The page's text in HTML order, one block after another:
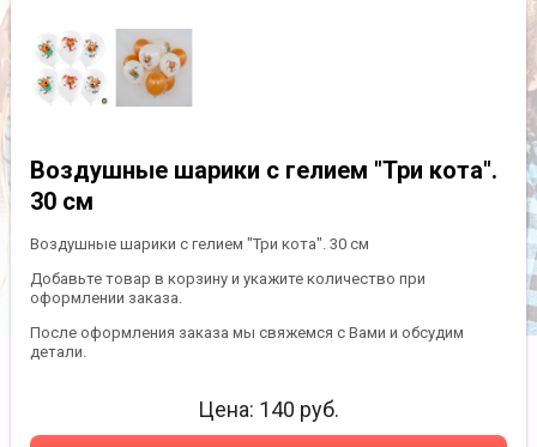
Воздушные шарики с гелием "Три кота".
30 см
Воздушные шарики с гелием "Три кота". 30 см
Добавьте товар в корзину и укажите количество при
оформлении заказа.
После оформления заказа мы свяжемся с Вами и обсудим
детали.
Цена: 140 руб.